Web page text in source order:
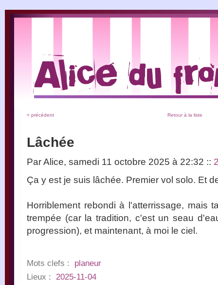
< précédent Retour à la liste
Lâchée
Par Alice, samedi 11 octobre 2025 à 22:32 ::
Ça y est je suis lâchée. Premier vol solo. Et
Horriblement rebondi à l'atterrissage, mais
trempée (car la tradition, c'est un seau
progression), et maintenant, à moi le ciel.
Mots clefs : planeur
Lieux : 2025-11-04